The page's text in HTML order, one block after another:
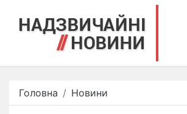
Головна Новини